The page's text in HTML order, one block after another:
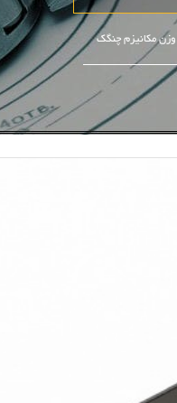
مکانیزم چنگک